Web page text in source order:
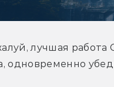
лучшая работа
одновременно